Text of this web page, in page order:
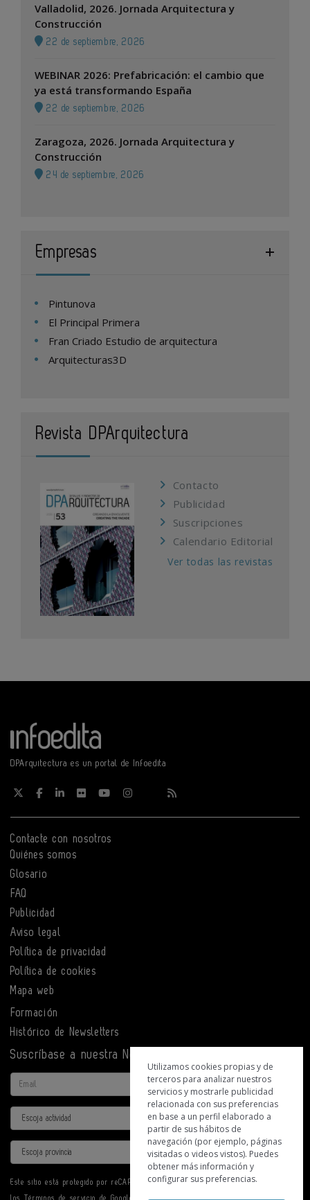
Valladolid, 2026. Jornada Arquitectura y
Construcción
22 de septiembre, 2026
WEBINAR 2026: Prefabricación: el cambio que
ya está transformando España
22 de septiembre, 2026
Zaragoza, 2026. Jornada Arquitectura y
Construcción
24 de septiembre, 2026
Empresas
Pintunova
El Principal Primera
Fran Criado Estudio de arquitectura
Arquitecturas3D
Revista DPArquitectura
Contacto
Publicidad
Suscripciones
Calendario Editorial
Ver todas las revistas
DPArquitectura es un portal de Infoedita
Contacte con nosotros
Quiénes somos
Glosario
FAQ
Publicidad
Aviso legal
Política de privacidad
Política de cookies
Mapa web
Formación
Histórico de Newsletters
Suscríbase a nuestra Newsletter
Email
Actividad
Provincia
Este sitio está protegido por reCAPTCHA y se aplican laPolítica de privacidad
los Términos de servicio de Google.
Utilizamos cookies propias y de
terceros para analizar nuestros
servicios y mostrarle publicidad
relacionada con sus preferencias
en base a un perfil elaborado a
partir de sus hábitos de
navegación (por ejemplo, páginas
visitadas o videos vistos). Puedes
obtener más información y
configurar sus preferencias.